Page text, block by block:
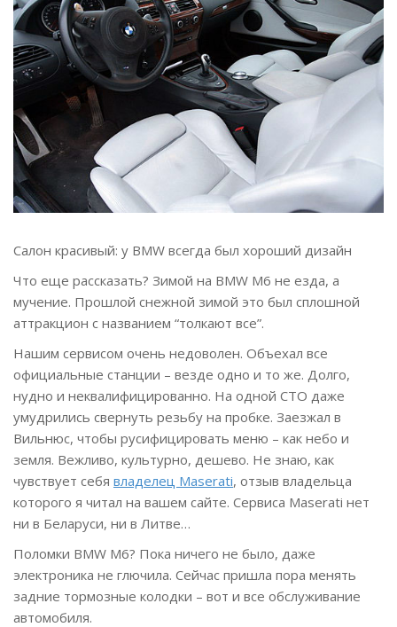
Салон красивый: у BMW всегда был хороший дизайн
Что еще рассказать? Зимой на BMW M6 не езда, а
мучение. Прошлой снежной зимой это был сплошной
аттракцион с названием “толкают все”.
Нашим сервисом очень недоволен. Объехал все
официальные станции – везде одно и то же. Долго,
нудно и неквалифицированно. На одной СТО даже
умудрились свернуть резьбу на пробке. Заезжал в
Вильнюс, чтобы русифицировать меню – как небо и
земля. Вежливо, культурно, дешево. Не знаю, как
чувствует себя владелец Maserati, отзыв владельца
которого я читал на вашем сайте. Сервиса Maserati нет
ни в Беларуси, ни в Литве…
Поломки BMW M6? Пока ничего не было, даже
электроника не глючила. Сейчас пришла пора менять
задние тормозные колодки – вот и все обслуживание
автомобиля.